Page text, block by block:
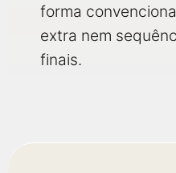
forma
extra nem
finais.